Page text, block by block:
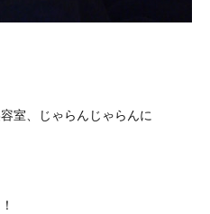
室、じゃらんじゃらんに